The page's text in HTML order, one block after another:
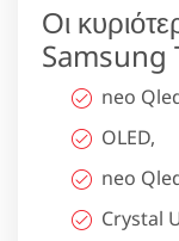
Οι
Samsung
neo
OLED,
neo
Crystal